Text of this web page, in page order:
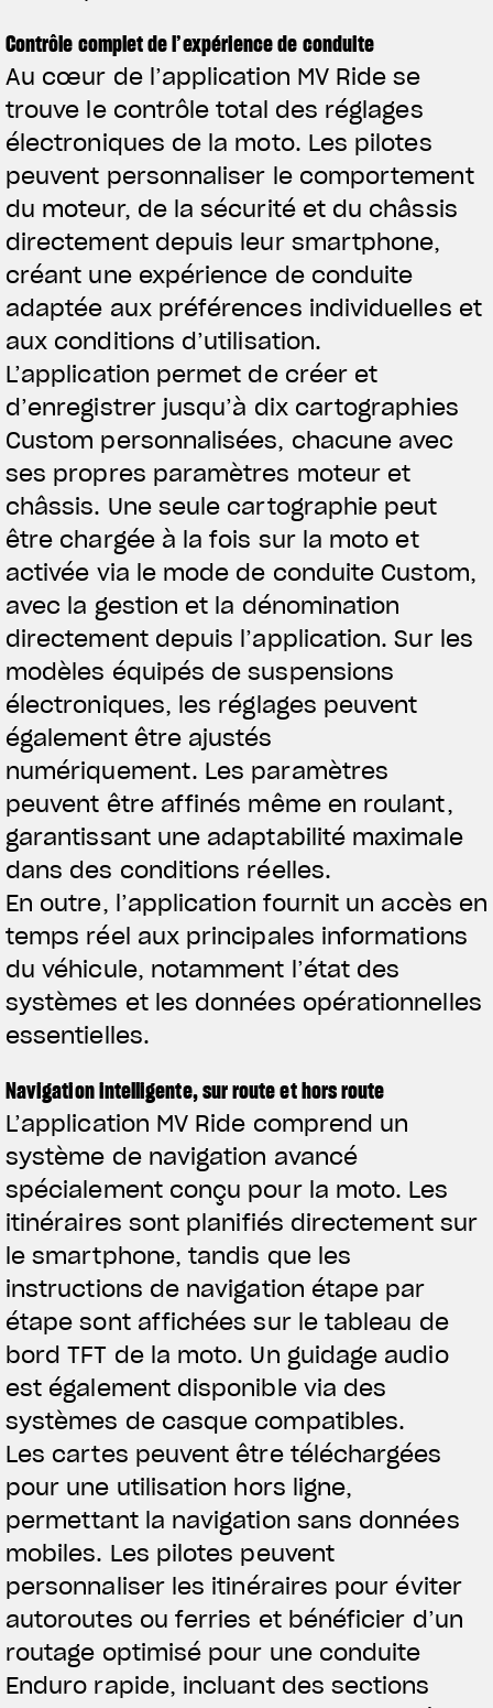
View now →
VÊTEMENTS
L'équipement du pilote
Contrôle complet de l’expérience de conduite
Au cœur de l’application MV Ride se
trouve le contrôle total des réglages
électroniques de la moto. Les pilotes
peuvent personnaliser le comportement
du moteur, de la sécurité et du châssis
directement depuis leur smartphone,
créant une expérience de conduite
adaptée aux préférences individuelles et
aux conditions d’utilisation.
L’application permet de créer et
d’enregistrer jusqu’à dix cartographies
Custom personnalisées, chacune avec
ses propres paramètres moteur et
châssis. Une seule cartographie peut
être chargée à la fois sur la moto et
activée via le mode de conduite Custom,
avec la gestion et la dénomination
directement depuis l’application. Sur les
modèles équipés de suspensions
électroniques, les réglages peuvent
également être ajustés
numériquement. Les paramètres
peuvent être affinés même en roulant,
garantissant une adaptabilité maximale
dans des conditions réelles.
En outre, l’application fournit un accès en
temps réel aux principales informations
du véhicule, notamment l’état des
systèmes et les données opérationnelles
essentielles.
Navigation intelligente, sur route et hors route
L’application MV Ride comprend un
système de navigation avancé
spécialement conçu pour la moto. Les
itinéraires sont planifiés directement sur
le smartphone, tandis que les
instructions de navigation étape par
étape sont affichées sur le tableau de
bord TFT de la moto. Un guidage audio
est également disponible via des
systèmes de casque compatibles.
Les cartes peuvent être téléchargées
pour une utilisation hors ligne,
permettant la navigation sans données
mobiles. Les pilotes peuvent
personnaliser les itinéraires pour éviter
autoroutes ou ferries et bénéficier d’un
routage optimisé pour une conduite
Enduro rapide, incluant des sections